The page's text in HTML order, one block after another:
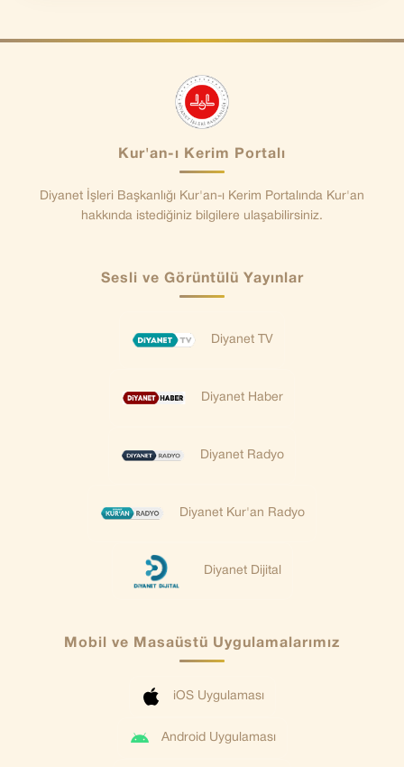
Kur'an-ı Kerim Portalı
Diyanet İşleri Başkanlığı Kur'an-ı Kerim Portalında Kur'an
hakkında istediğiniz bilgilere ulaşabilirsiniz.
Sesli ve Görüntülü Yayınlar
Diyanet TV
Diyanet Haber
Diyanet Radyo
Diyanet Kur'an Radyo
Diyanet Dijital
Mobil ve Masaüstü Uygulamalarımız
iOS Uygulaması
Android Uygulaması